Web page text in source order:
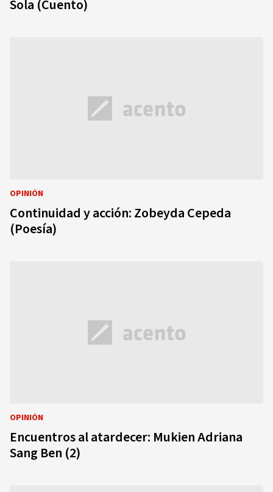
Sola (Cuento)
OPINIÓN
Continuidad y acción: Zobeyda Cepeda
(Poesía)
OPINIÓN
Encuentros al atardecer: Mukien Adriana
Sang Ben (2)